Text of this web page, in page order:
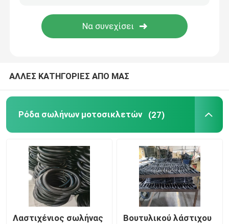
ΑΛΛΕΣ ΚΑΤΗΓΟΡΙΕΣ ΑΠΟ ΜΑΣ
Ρόδα σωλήνων μοτοσικλετών (27)
Λαστιχένιος σωλήνας
Βουτυλικού λάστιχου